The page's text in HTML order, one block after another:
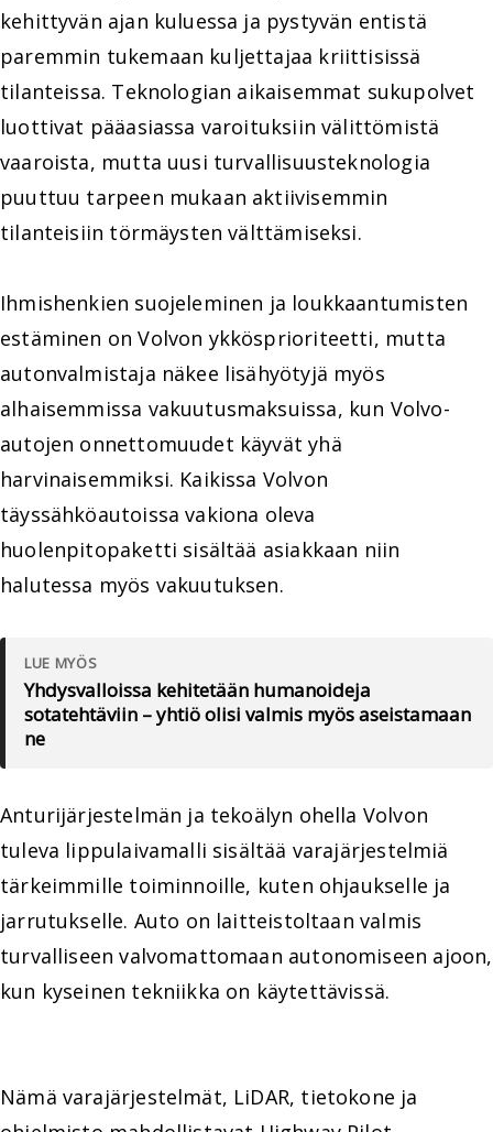
kehittyvän ajan kuluessa ja pystyvän entistä
paremmin tukemaan kuljettajaa kriittisissä
tilanteissa. Teknologian aikaisemmat sukupolvet
luottivat pääasiassa varoituksiin välittömistä
vaaroista, mutta uusi turvallisuusteknologia
puuttuu tarpeen mukaan aktiivisemmin
tilanteisiin törmäysten välttämiseksi.
Ihmishenkien suojeleminen ja loukkaantumisten
estäminen on Volvon ykkösprioriteetti, mutta
autonvalmistaja näkee lisähyötyjä myös
alhaisemmissa vakuutusmaksuissa, kun Volvo-
autojen onnettomuudet käyvät yhä
harvinaisemmiksi. Kaikissa Volvon
täyssähköautoissa vakiona oleva
huolenpitopaketti sisältää asiakkaan niin
halutessa myös vakuutuksen.
LUE MYÖS
Yhdysvalloissa kehitetään humanoideja
sotatehtäviin – yhtiö olisi valmis myös aseistamaan
ne
Anturijärjestelmän ja tekoälyn ohella Volvon
tuleva lippulaivamalli sisältää varajärjestelmiä
tärkeimmille toiminnoille, kuten ohjaukselle ja
jarrutukselle. Auto on laitteistoltaan valmis
turvalliseen valvomattomaan autonomiseen ajoon,
kun kyseinen tekniikka on käytettävissä.
Nämä varajärjestelmät, LiDAR, tietokone ja